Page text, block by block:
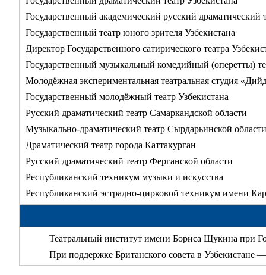
Государственный академический русский драматический
Государственный театр юного зрителя Узбекистана
Директор Государственного сатирического театра
Государственный музыкальный комедийный (оперетты)
Молодёжная экспериментальная театральная студия
Государственный молодёжный театр Узбекистана
Русский драматический театр Самаркандской области
Музыкально-драматический театр Сырдарьинской области
Драматический театр города Каттакурган
Русский драматический театр Ферганской области
Республиканский техникум музыки и искусства
Республиканский эстрадно-цирковой техникум имени
Театральный институт имени Бориса Щукина при
При поддержке Британского совета в Узбекистане